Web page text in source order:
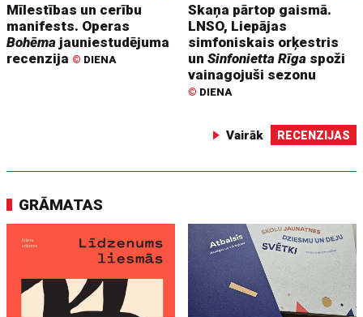
Mīlestības un cerību
manifests. Operas
Bohēma jauniestudējuma
recenzija © DIENA
Skaņa pārtop gaismā.
LNSO, Liepājas
simfoniskais orķestris
unSinfonietta Rīga spoži
vainagojuši sezonu
© DIENA
Vairāk RECENZIJAS
GRĀMATAS